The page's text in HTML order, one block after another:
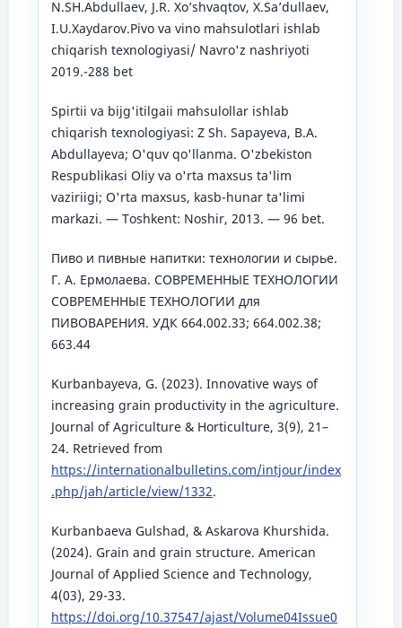
N.SH.Abdullaev, J.R. Xo’shvaqtov, X.Sa’dullaev,
I.U.Xaydarov.Pivo va vino mahsulotlari ishlab
chiqarish texnologiyasi/ Navro'z nashriyoti
2019.-288 bet
Spirtii va bijg'itilgaii mahsulollar ishlab
chiqarish texnologiyasi: Z Sh. Sapayeva, B.A.
Abdullayeva; O'quv qo'llanma. O'zbekiston
Respublikasi Oliy va o'rta maxsus ta'lim
vaziriigi; O'rta maxsus, kasb-hunar ta'limi
markazi. — Toshkent: Noshir, 2013. — 96 bet.
Пиво и пивные напитки: технологии и сырье.
Г. А. Ермолаева. СОВРЕМЕННЫЕ ТЕХНОЛОГИИ
СОВРЕМЕННЫЕ ТЕХНОЛОГИИ для
ПИВОВАРЕНИЯ. УДК 664.002.33; 664.002.38;
663.44
Kurbanbayeva, G. (2023). Innovative ways of
increasing grain productivity in the agriculture.
Journal of Agriculture & Horticulture, 3(9), 21–
24. Retrieved from
https://internationalbulletins.com/intjour/index
.php/jah/article/view/1332.
Kurbanbaeva Gulshad, & Askarova Khurshida.
(2024). Grain and grain structure. American
Journal of Applied Science and Technology,
4(03), 29-33.
https://doi.org/10.37547/ajast/Volume04Issue0